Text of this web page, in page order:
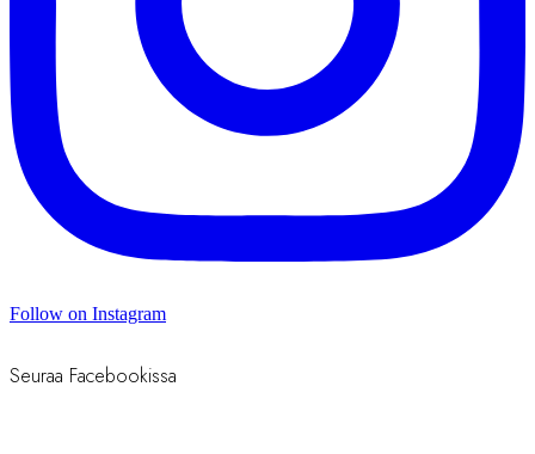
Follow on Instagram
Seuraa Facebookissa